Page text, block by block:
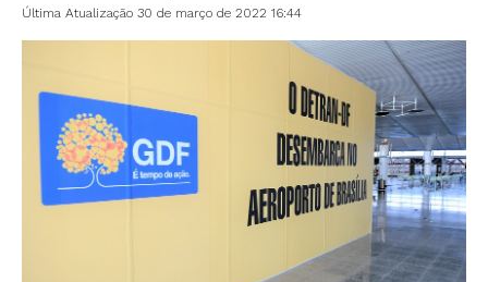
Última Atualização 30 de março de 2022 16:44